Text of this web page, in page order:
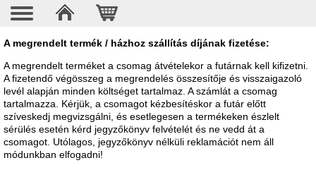
A megrendelt termék / házhoz szállítás díjának fizetése:
A megrendelt terméket a csomag átvételekor a futárnak kell kifizetni.
A fizetendő végösszeg a megrendelés összesítője és visszaigazoló
levél alapján minden költséget tartalmaz. A számlát a csomag
tartalmazza. Kérjük, a csomagot kézbesítéskor a futár előtt
szíveskedj megvizsgálni, és esetlegesen a termékeken észlelt
sérülés esetén kérd jegyzőkönyv felvételét és ne vedd át a
csomagot. Utólagos, jegyzőkönyv nélküli reklamációt nem áll
módunkban elfogadni!